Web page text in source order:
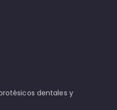
dentales y